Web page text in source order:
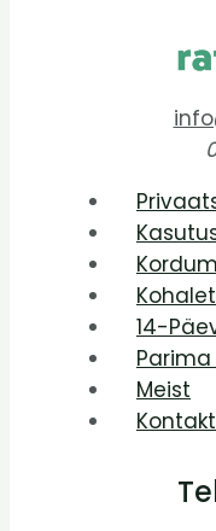
14-
Meist
Kontakt